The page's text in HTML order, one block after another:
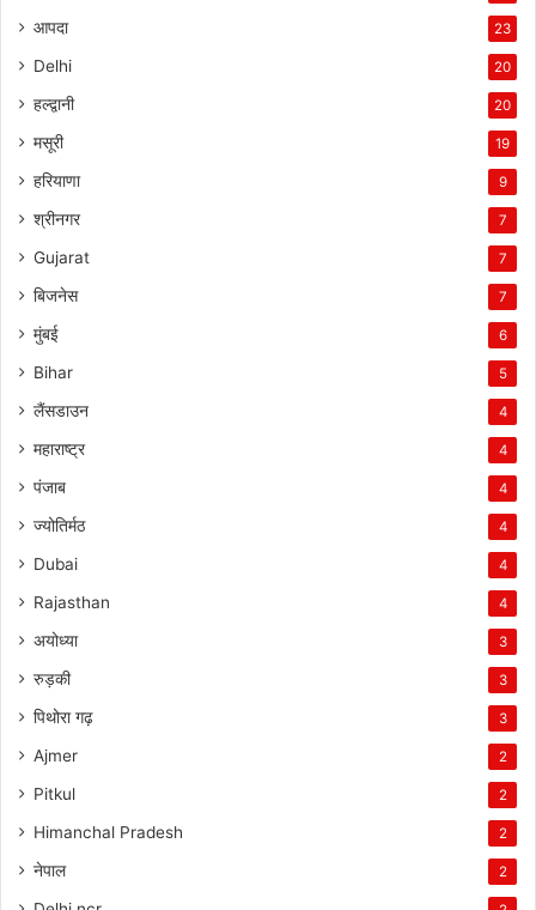
आपदा 23
Delhi 20
हल्द्वानी 20
मसूरी 19
हरियाणा 9
श्रीनगर 7
Gujarat 7
बिजनेस 7
मुंबई 6
Bihar 5
लैंसडाउन 4
महाराष्ट्र 4
पंजाब 4
ज्योतिर्मठ 4
Dubai 4
Rajasthan 4
अयोध्या 3
रुड़की 3
पिथोरा गढ़ 3
Ajmer 2
Pitkul 2
Himanchal Pradesh 2
नेपाल 2